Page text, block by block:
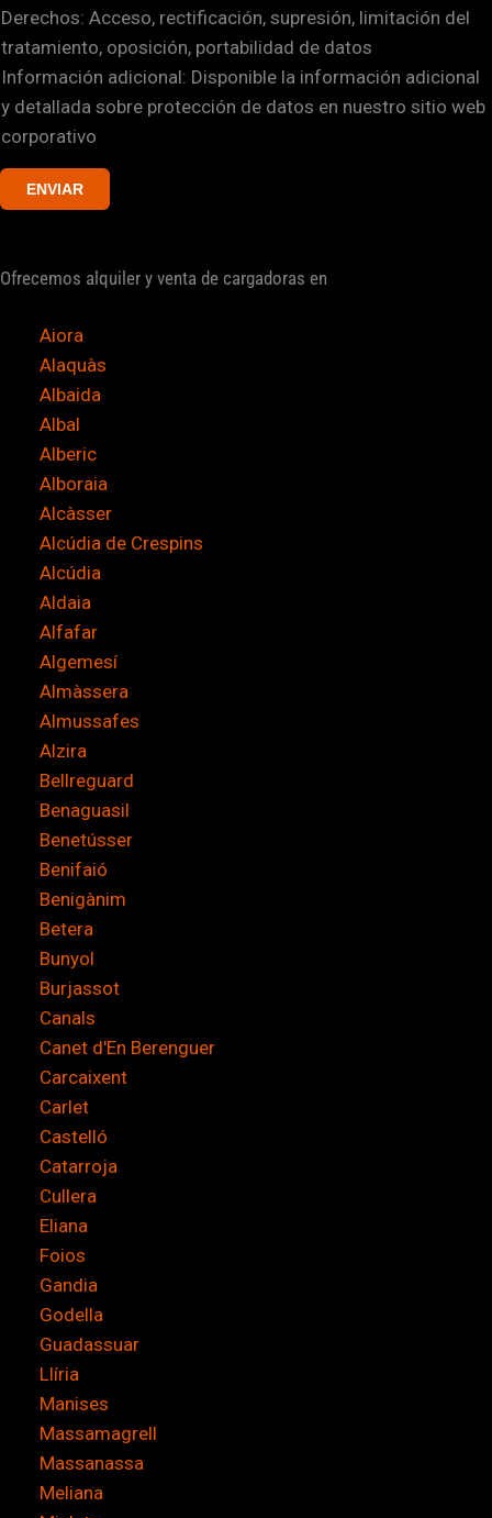
c
a
c
i
ó
n
p
d
l
a
s
d
e
v
f
Derechos: Acceso, rectificación, supresión, limitación del
tratamiento, oposición, portabilidad de datos
Información adicional: Disponible la información adicional
y detallada sobre protección de datos en nuestro sitio web
corporativo
ENVIAR
Ofrecemos alquiler y venta de cargadoras en
Aiora
Alaquàs
Albaida
Albal
Alberic
Alboraia
Alcàsser
Alcúdia de Crespins
Alcúdia
Aldaia
Alfafar
Algemesí
Almàssera
Almussafes
Alzira
Bellreguard
Benaguasil
Benetússer
Benifaió
Benigànim
Betera
Bunyol
Burjassot
Canals
Canet d'En Berenguer
Carcaixent
Carlet
Castelló
Catarroja
Cullera
Eliana
Foios
Gandia
Godella
Guadassuar
Llíria
Manises
Massamagrell
Massanassa
Meliana